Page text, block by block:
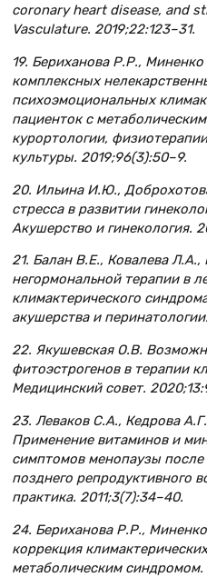
coronary heart disease, and
Vasculature. 2019;22:123–31.
19. Бериханова Р.Р.,
комплексных
психоэмоциональных
пациенток с
курортологии,
культуры. 2019;96(3):50–9.
20. Ильина И.Ю.,
стресса в развитии
Акушерство и гинекология.
21. Балан В.Е., Ковалева
негормональной терапии в
климактерического
акушерства и
22. Якушевская О.В.
фитоэстрогенов в терапии
Медицинский совет.
23. Леваков С.А., Кедрова
Применение витаминов и
симптомов менопаузы
позднего репродуктивного
практика. 2011;3(7):34–40.
24. Бериханова Р.Р.,
коррекция
метаболическим